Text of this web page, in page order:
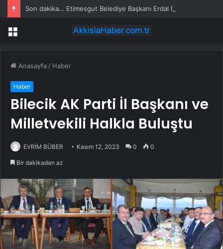
Menü
Anasayfa / Haber
Haber
Bilecik AK Parti İl Başkanı ve
Milletvekili Halkla Buluştu
EVRİM BÜBER Kasım 12, 2023 0 0
Bir dakikadan az